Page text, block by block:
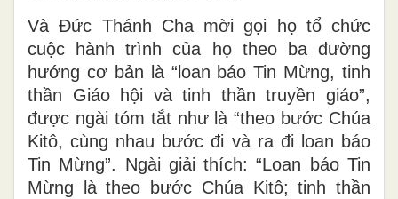
Và Đức Thánh Cha mời gọi họ tổ chức
cuộc hành trình của họ theo ba đường
hướng cơ bản là “loan báo Tin Mừng, tinh
thần Giáo hội và tinh thần truyền giáo”,
được ngài tóm tắt như là “theo bước Chúa
Kitô, cùng nhau bước đi và ra đi loan báo
Tin Mừng”. Ngài giải thích: “Loan báo Tin
Mừng là theo bước Chúa Kitô; tinh thần